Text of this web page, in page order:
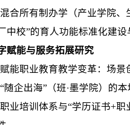
合所有制办学（产业学院
中校”的育人功能标准化建
赋能与服务拓展研究
能职业教育教学变革：场
随企出海”（班·墨学院）的
业培训体系与“学历证书+